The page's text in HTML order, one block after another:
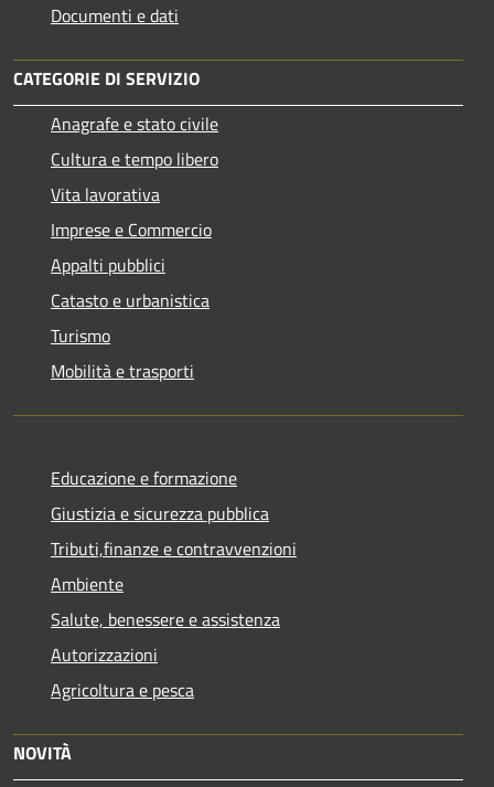
Documenti e dati
CATEGORIE DI SERVIZIO
Anagrafe e stato civile
Cultura e tempo libero
Vita lavorativa
Imprese e Commercio
Appalti pubblici
Catasto e urbanistica
Turismo
Mobilità e trasporti
Educazione e formazione
Giustizia e sicurezza pubblica
Tributi,finanze e contravvenzioni
Ambiente
Salute, benessere e assistenza
Autorizzazioni
Agricoltura e pesca
NOVITÀ